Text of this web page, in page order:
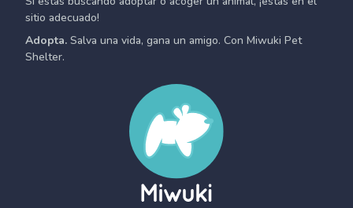
sitio adecuado!
Adopta. Salva una vida, gana un amigo. Con Miwuki Pet
Shelter.